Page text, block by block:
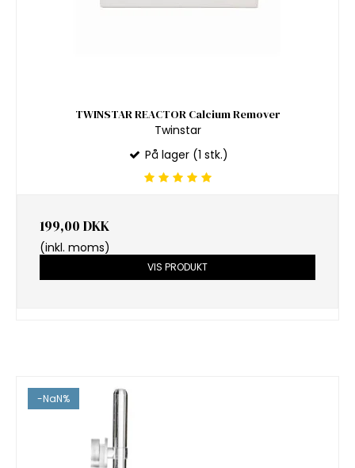
TWINSTAR REACTOR Calcium Remover
Twinstar
På lager (1 stk.)
199,00 DKK
(inkl. moms)
VIS PRODUKT
-NaN%